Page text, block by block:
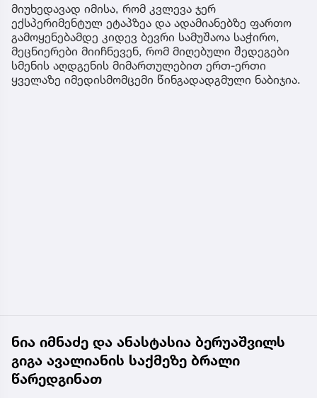
მიუხედავად იმისა, რომ კვლევა ჯერ
ექსპერიმენტულ ეტაპზეა და ადამიანებზე ფართო
გამოყენებამდე კიდევ ბევრი სამუშაოა საჭირო,
მეცნიერები მიიჩნევენ, რომ მიღებული შედეგები
სმენის აღდგენის მიმართულებით ერთ-ერთი
ყველაზე იმედისმომცემი წინგადადგმული ნაბიჯია.
ნია იმნაძე და ანასტასია ბერუაშვილს
გიგა ავალიანის საქმეზე ბრალი
წარედგინათ